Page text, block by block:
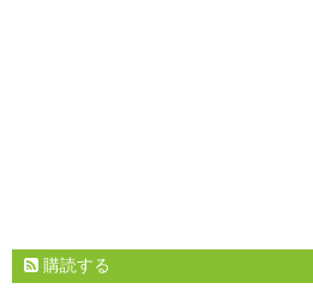
購読する